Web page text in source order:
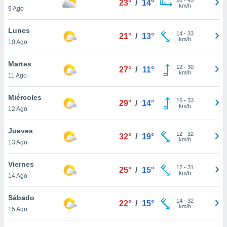
más
nuestra
y
de
disponible
cookies
aceptar
9 Ago
23° / 14°
km/h
Lunes
10 Ago
21° / 13° 14- 33
km/h
Martes
11 Ago
27° / 11° 12- 30
km/h
Miércoles
12 Ago
29° / 14° 16- 33
km/h
Jueves
13 Ago
32° / 19° 12- 32
km/h
Viernes
14 Ago
25° / 15° 12- 31
km/h
Sábado
15 Ago
22° / 15° 14- 32
km/h